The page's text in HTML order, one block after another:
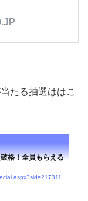
たる抽選ははこ
格！全員もらえる